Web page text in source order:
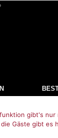
gibt's
Gäste gibt es